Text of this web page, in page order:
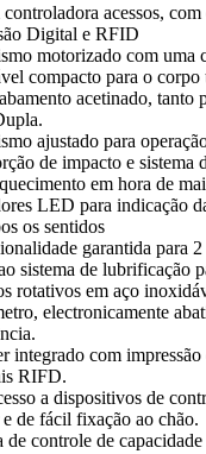
acessos,
Digital e RFID
motorizado com uma
compacto para o
acetinado, tanto
ajustado para
de impacto e sistema
em hora de
LED para indicação
os sentidos
garantida para
sistema de lubrificação
rotativos em aço
electronicamente
integrado com
RIFD.
a dispositivos de
de fácil fixação ao chão.
de controle de